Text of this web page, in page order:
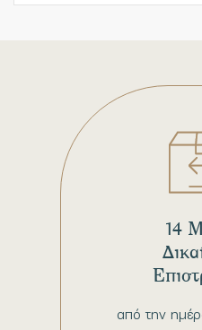
από την
14